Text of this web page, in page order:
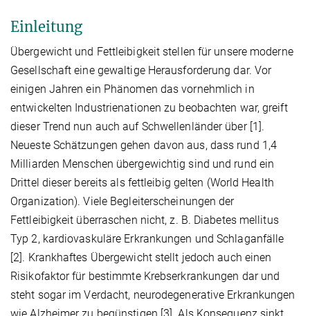
Einleitung
Übergewicht und Fettleibigkeit stellen für unsere moderne
Gesellschaft eine gewaltige Herausforderung dar. Vor
einigen Jahren ein Phänomen das vornehmlich in
entwickelten Industrienationen zu beobachten war, greift
dieser Trend nun auch auf Schwellenländer über [1].
Neueste Schätzungen gehen davon aus, dass rund 1,4
Milliarden Menschen übergewichtig sind und rund ein
Drittel dieser bereits als fettleibig gelten (World Health
Organization). Viele Begleiterscheinungen der
Fettleibigkeit überraschen nicht, z. B. Diabetes mellitus
Typ 2, kardiovaskuläre Erkrankungen und Schlaganfälle
[2]. Krankhaftes Übergewicht stellt jedoch auch einen
Risikofaktor für bestimmte Krebserkrankungen dar und
steht sogar im Verdacht, neurodegenerative Erkrankungen